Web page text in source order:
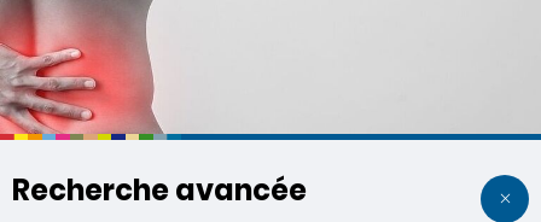
Recherche avancée